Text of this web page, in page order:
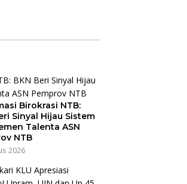
Birokrasi NTB:
Sinyal Hijau Sistem
Talenta ASN
NTB
2026